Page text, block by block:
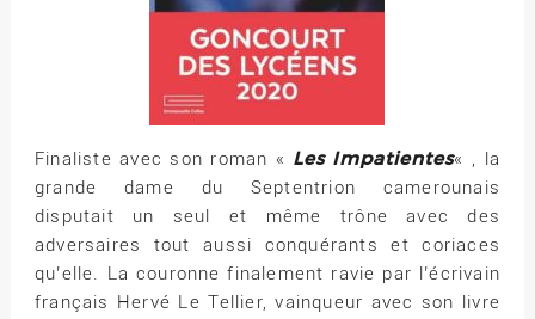
Finaliste avec son roman « Les Impatientes« , la
grande dame du Septentrion camerounais
disputait un seul et même trône avec des
adversaires tout aussi conquérants et coriaces
qu’elle. La couronne finalement ravie par l’écrivain
français Hervé Le Tellier, vainqueur avec son livre